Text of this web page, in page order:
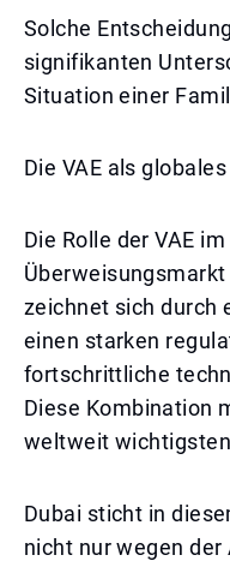
Solche
signifikanten
Situation einer
Die VAE als
Die Rolle der VAE
zeichnet sich durch
einen starken
fortschrittliche
Diese Kombination
weltweit wichtigsten
Dubai sticht in
nicht nur wegen